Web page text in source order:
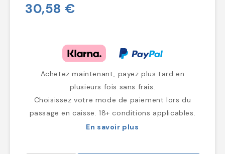
30,58 €
Achetez maintenant, payez plus tard en
plusieurs fois sans frais.
Choisissez votre mode de paiement lors du
passage en caisse. 18+ conditions applicables.
En savoir plus